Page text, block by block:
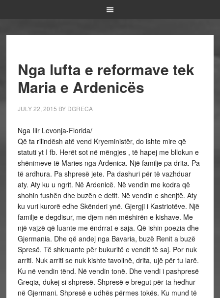
Nga lufta e reformave tek
Maria e Ardenicës
JULY 22, 2015 BY DGRECA
Nga Ilir Levonja-Florida/
Që ta rilindësh atë vend Kryeministër, do ishte mire që
statuti yt I fb. Herët sot në mëngjes , të hapej me bllokun e
shënimeve të Maries nga Ardenica. Një familje pa drita. Pa
të ardhura. Pa shpresë jete. Pa dashuri për të vazhduar
aty. Aty ku u ngrit. Në Ardenicë. Në vendin me kodra që
shohin fushën dhe buzën e detit. Në vendin e shenjtë. Aty
ku vuri kurorë edhe Skënderi ynë. Gjergji i Kastriotëve. Një
familje e degdisur, me djem nën mëshirën e kishave. Me
një vajzë që luante me ëndrrat e saja. Që ishin poezia dhe
Gjermania. Dhe që andej nga Bavaria, buzë Renit a buzë
Spresë. Të shkruante për bukuritë e vendit të saj. Por nuk
arriti. Nuk arriti se nuk kishte tavolinë, drita, ujë për tu larë.
Ku në vendin tënd. Në vendin tonë. Dhe vendi i pashpresë
Greqia, dukej si shpresë. Shpresë e bregut për ta hedhur
në Gjermani. Shpresë e udhës përmes tokës. Ku mund të